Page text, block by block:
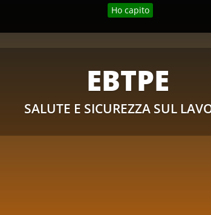
Ho capito
EBTPE
SALUTE E SICUREZZA SUL